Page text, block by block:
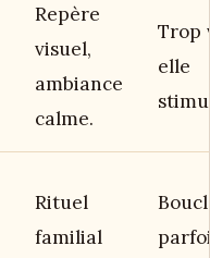
Repère
visuel,
ambiance
calme.
Trop
elle
Rituel
familial